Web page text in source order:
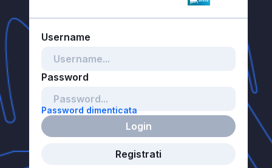
Password dimenticata
Login
Registrati